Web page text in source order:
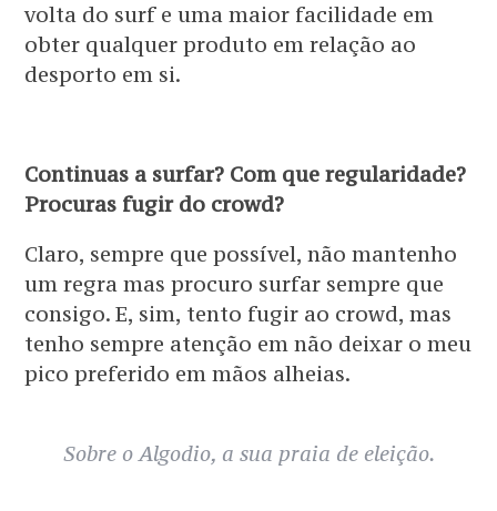
volta do surf e uma maior facilidade em
obter qualquer produto em relação ao
desporto em si.
Continuas a surfar? Com que regularidade?
Procuras fugir do crowd?
Claro, sempre que possível, não mantenho
um regra mas procuro surfar sempre que
consigo. E, sim, tento fugir ao crowd, mas
tenho sempre atenção em não deixar o meu
pico preferido em mãos alheias.
Sobre o Algodio, a sua praia de eleição.